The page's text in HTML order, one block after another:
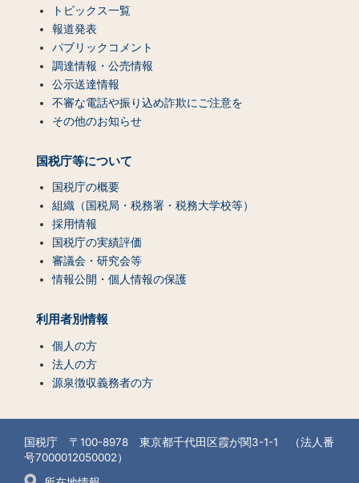
トピックス一覧
報道発表
パブリックコメント
調達情報・公売情報
公示送達情報
不審な電話や振り込め詐欺にご注意を
その他のお知らせ
国税庁等について
国税庁の概要
組織（国税局・税務署・税務大学校等）
採用情報
国税庁の実績評価
審議会・研究会等
情報公開・個人情報の保護
利用者別情報
個人の方
法人の方
源泉徴収義務者の方
国税庁 〒100-8978 東京都千代田区霞が関3-1-1 （法人番
号7000012050002）